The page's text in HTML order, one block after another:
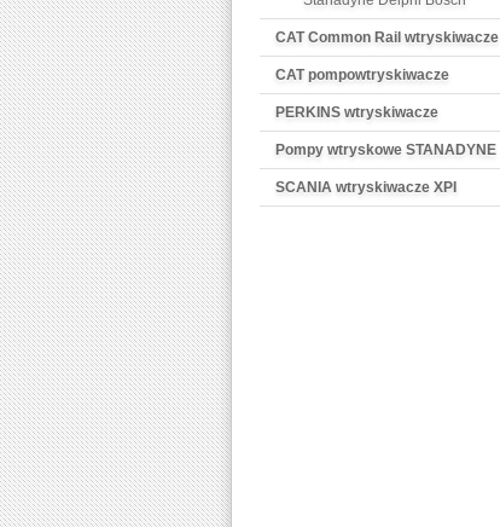
CAT Common Rail wtryskiwacze
CAT pompowtryskiwacze
PERKINS wtryskiwacze
Pompy wtryskowe STANADYNE
SCANIA wtryskiwacze XPI